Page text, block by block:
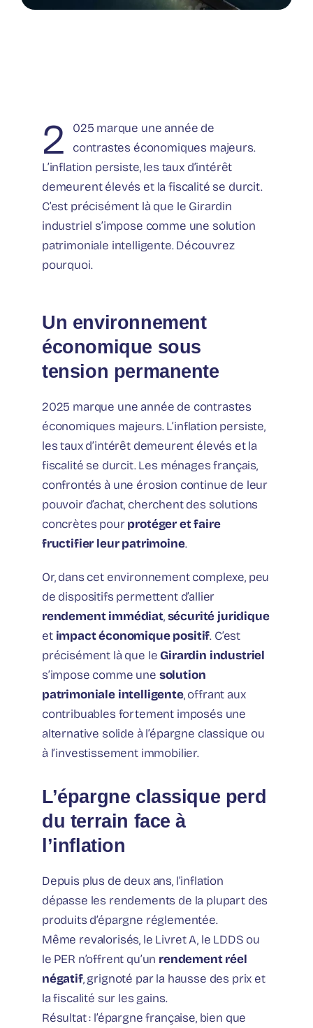
2
025 marque une année de
contrastes économiques majeurs.
L’inflation persiste, les taux d’intérêt
demeurent élevés et la fiscalité se durcit.
C’est précisément là que le Girardin
industriel s’impose comme une solution
patrimoniale intelligente. Découvrez
pourquoi.
Un environnement
économique sous
tension permanente
2025 marque une année de contrastes
économiques majeurs. L’inflation persiste,
les taux d’intérêt demeurent élevés et la
fiscalité se durcit. Les ménages français,
confrontés à une érosion continue de leur
pouvoir d’achat, cherchent des solutions
concrètes pourprotéger et faire
fructifier leur patrimoine.
Or, dans cet environnement complexe, peu
de dispositifs permettent d’allier
rendement immédiat,sécurité juridique
et impact économique positif. C’est
précisément là que leGirardin industriel
s’impose comme une solution
patrimoniale intelligente, offrant aux
contribuables fortement imposés une
alternative solide à l’épargne classique ou
à l’investissement immobilier.
L’épargne classique perd
du terrain face à
l’inflation
Depuis plus de deux ans, l’inflation
dépasse les rendements de la plupart des
produits d’épargne réglementée.
Même revalorisés, le Livret A, le LDDS ou
le PER n’offrent qu’un rendement réel
négatif, grignoté par la hausse des prix et
la fiscalité sur les gains.
Résultat : l’épargne française, bien que